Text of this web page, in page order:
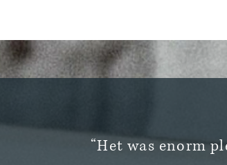
“Het was enorm